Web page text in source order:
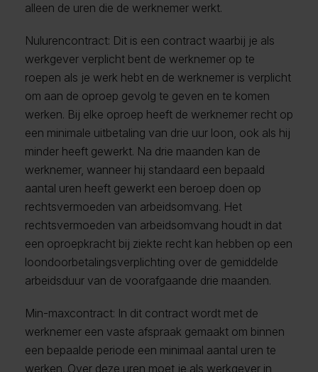
alleen de uren die de werknemer werkt.
Nulurencontract: Dit is een contract waarbij je als
werkgever verplicht bent de werknemer op te
roepen als je werk hebt en de werknemer is verplicht
om aan de oproep gevolg te geven en te komen
werken. Bij elke oproep heeft de werknemer recht op
een minimale uitbetaling van drie uur loon, ook als hij
minder heeft gewerkt. Na drie maanden kan de
werknemer, wanneer hij standaard een bepaald
aantal uren heeft gewerkt een beroep doen op
rechtsvermoeden van arbeidsomvang. Het
rechtsvermoeden van arbeidsomvang houdt in dat
een oproepkracht bij ziekte recht kan hebben op een
loondoorbetalingsverplichting over de gemiddelde
arbeidsduur van de voorafgaande drie maanden.
Min-maxcontract: In dit contract wordt met de
werknemer een vaste afspraak gemaakt om binnen
een bepaalde periode een minimaal aantal uren te
werken. Over deze uren moet je als werkgever in